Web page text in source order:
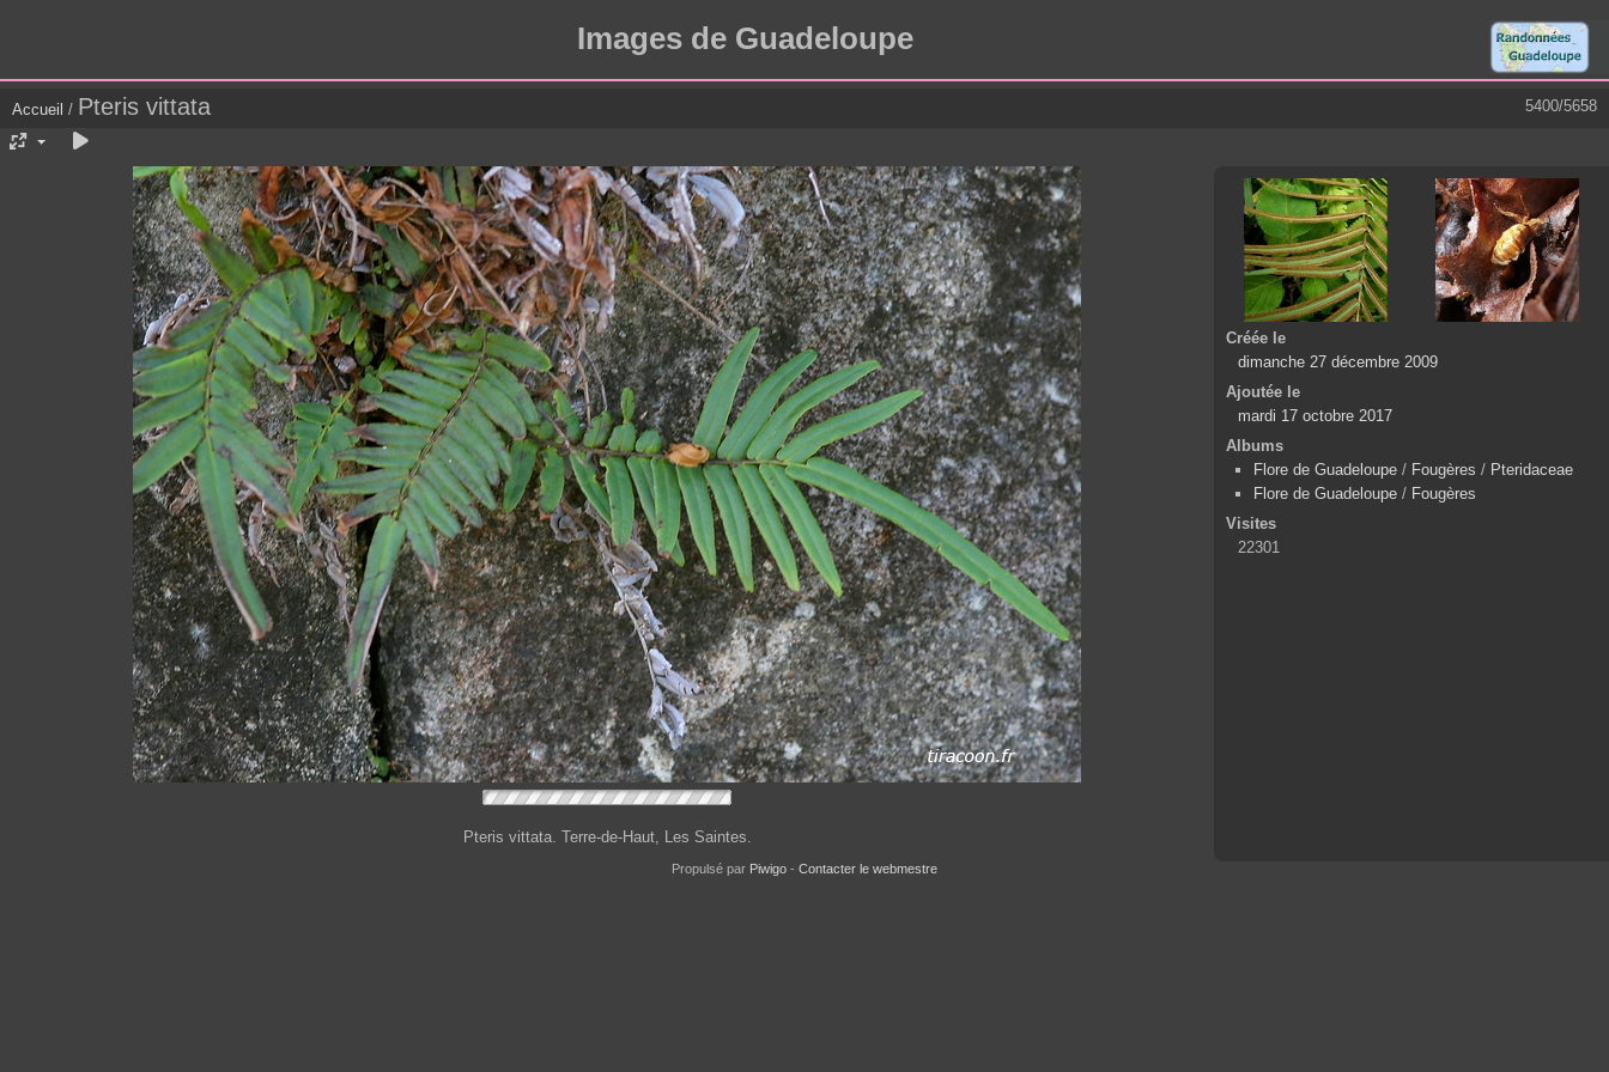
Images de Guadeloupe
5400/5658
Accueil / Pteris vittata
Pteris vittata. Terre-de-Haut, Les Saintes.
Créée le
dimanche 27 décembre 2009
Ajoutée le
mardi 17 octobre 2017
Albums
Flore de Guadeloupe / Fougères / Pteridaceae
Flore de Guadeloupe / Fougères
Visites
22301
Propulsé par Piwigo - Contacter le webmestre